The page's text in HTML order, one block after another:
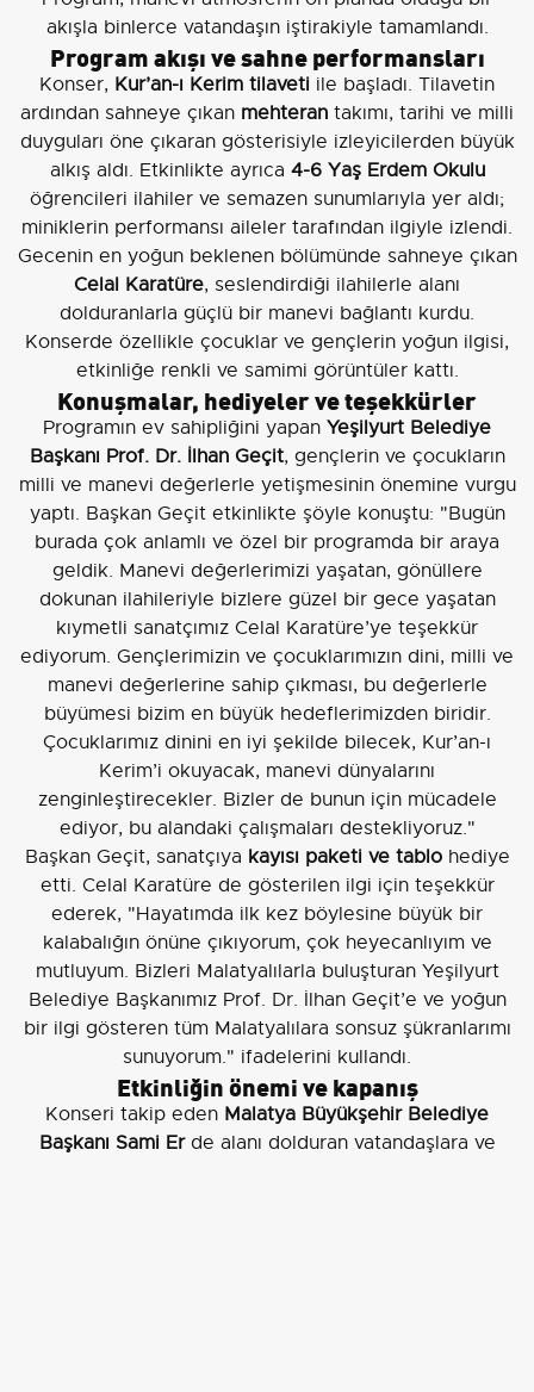
akışla binlerce vatandaşın iştirakiyle tamamlandı.
Program akışı ve sahne performansları
Konser, Kur’an-ı Kerim tilaveti ile başladı. Tilavetin
ardından sahneye çıkan mehteran takımı, tarihi ve milli
duyguları öne çıkaran gösterisiyle izleyicilerden büyük
alkış aldı. Etkinlikte ayrıca 4-6 Yaş Erdem Okulu
öğrencileri ilahiler ve semazen sunumlarıyla yer aldı;
miniklerin performansı aileler tarafından ilgiyle izlendi.
Gecenin en yoğun beklenen bölümünde sahneye çıkan
Celal Karatüre, seslendirdiği ilahilerle alanı
dolduranlarla güçlü bir manevi bağlantı kurdu.
Konserde özellikle çocuklar ve gençlerin yoğun ilgisi,
etkinliğe renkli ve samimi görüntüler kattı.
Konuşmalar, hediyeler ve teşekkürler
Programın ev sahipliğini yapan Yeşilyurt Belediye
Başkanı Prof. Dr. İlhan Geçit, gençlerin ve çocukların
milli ve manevi değerlerle yetişmesinin önemine vurgu
yaptı. Başkan Geçit etkinlikte şöyle konuştu: "Bugün
burada çok anlamlı ve özel bir programda bir araya
geldik. Manevi değerlerimizi yaşatan, gönüllere
dokunan ilahileriyle bizlere güzel bir gece yaşatan
kıymetli sanatçımız Celal Karatüre’ye teşekkür
ediyorum. Gençlerimizin ve çocuklarımızın dini, milli ve
manevi değerlerine sahip çıkması, bu değerlerle
büyümesi bizim en büyük hedeflerimizden biridir.
Çocuklarımız dinini en iyi şekilde bilecek, Kur’an-ı
Kerim’i okuyacak, manevi dünyalarını
zenginleştirecekler. Bizler de bunun için mücadele
ediyor, bu alandaki çalışmaları destekliyoruz."
Başkan Geçit, sanatçıya kayısı paketi ve tablohediye
etti. Celal Karatüre de gösterilen ilgi için teşekkür
ederek, "Hayatımda ilk kez böylesine büyük bir
kalabalığın önüne çıkıyorum, çok heyecanlıyım ve
mutluyum. Bizleri Malatyalılarla buluşturan Yeşilyurt
Belediye Başkanımız Prof. Dr. İlhan Geçit’e ve yoğun
bir ilgi gösteren tüm Malatyalılara sonsuz şükranlarımı
sunuyorum." ifadelerini kullandı.
Etkinliğin önemi ve kapanış
Konseri takip eden Malatya Büyükşehir Belediye
Başkanı Sami Erde alanı dolduran vatandaşlara ve